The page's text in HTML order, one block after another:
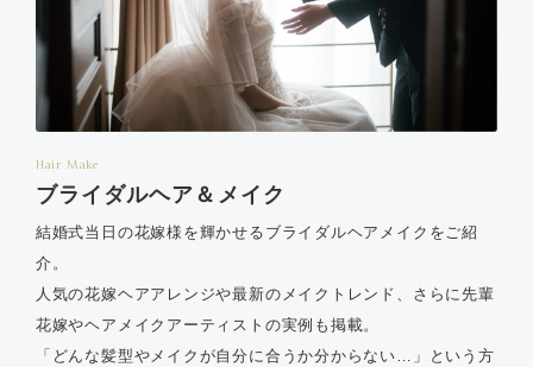
Hair Make
ブライダルヘア＆メイク
結婚式当日の花嫁様を輝かせるブライダルヘアメイクをご紹
介。
人気の花嫁ヘアアレンジや最新のメイクトレンド、さらに先輩
花嫁やヘアメイクアーティストの実例も掲載。
「どんな髪型やメイクが自分に合うか分からない…」という方